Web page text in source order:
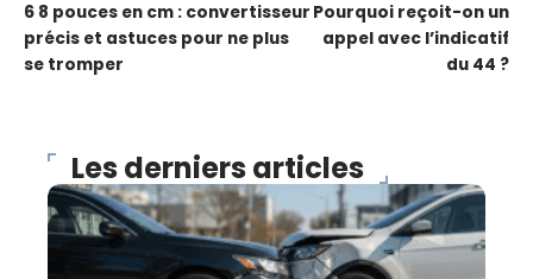
6 8 pouces en cm : convertisseur
précis et astuces pour ne plus
se tromper
Pourquoi reçoit-on un
appel avec l’indicatif
du 44 ?
Les derniers articles